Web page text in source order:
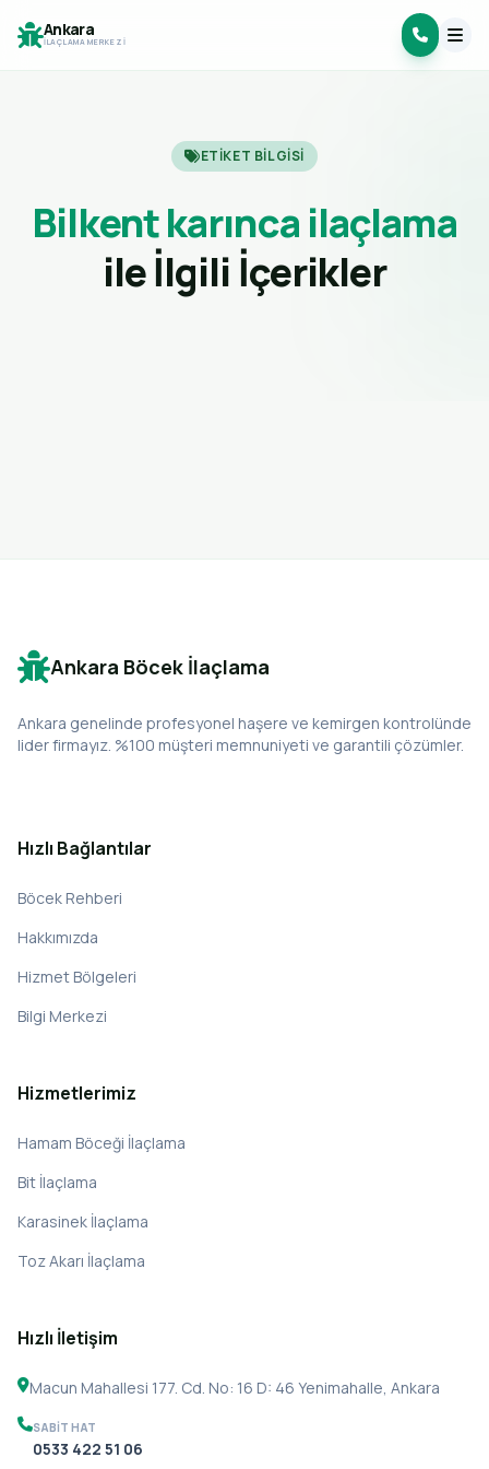
Ankara
İLAÇLAMA MERKEZI
ETIKET BILGISI
Bilkent karınca ilaçlama
ile İlgili İçerikler
Ankara Böcek İlaçlama
Ankara genelinde profesyonel haşere ve kemirgen kontrolünde
lider firmayız. %100 müşteri memnuniyeti ve garantili çözümler.
Hızlı Bağlantılar
Böcek Rehberi
Hakkımızda
Hizmet Bölgeleri
Bilgi Merkezi
Hizmetlerimiz
Hamam Böceği İlaçlama
Bit İlaçlama
Karasinek İlaçlama
Toz Akarı İlaçlama
Hızlı İletişim
Macun Mahallesi 177. Cd. No: 16 D: 46 Yenimahalle, Ankara
SABIT HAT
0533 422 51 06